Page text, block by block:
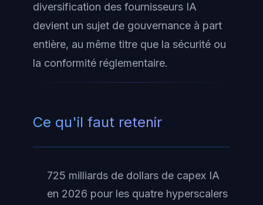
diversification des fournisseurs IA
devient un sujet de gouvernance à part
entière, au même titre que la sécurité ou
la conformité réglementaire.
Ce qu'il faut retenir
725 milliards de dollars de capex IA
en 2026 pour les quatre hyperscalers